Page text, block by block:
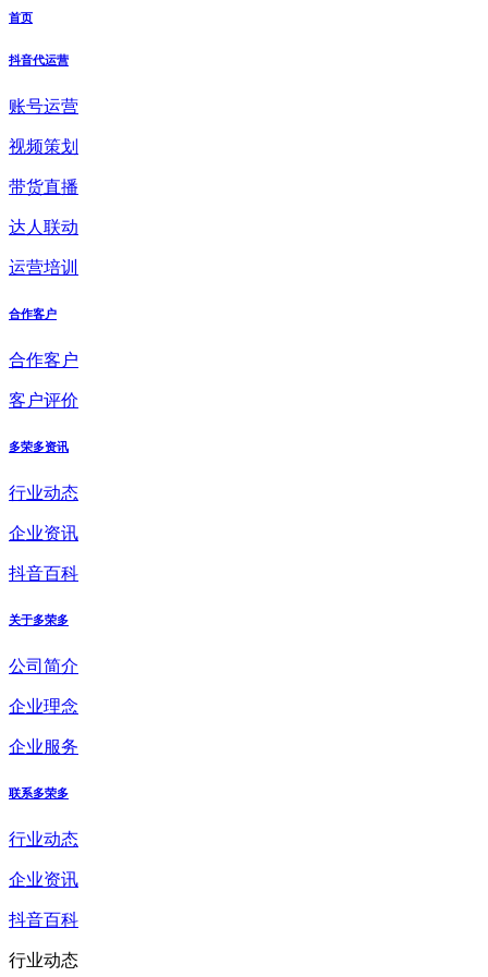
首页
抖音代运营
账号运营
视频策划
带货直播
达人联动
运营培训
合作客户
合作客户
客户评价
多荣多资讯
行业动态
企业资讯
抖音百科
关于多荣多
公司简介
企业理念
企业服务
联系多荣多
行业动态
企业资讯
抖音百科
行业动态